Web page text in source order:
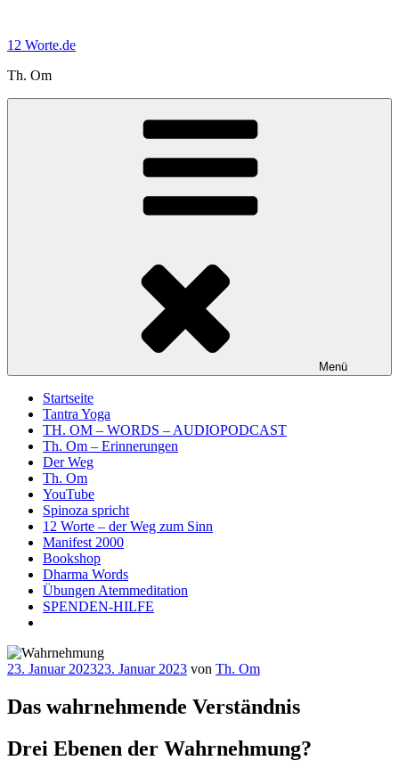
springen
12 Worte.de
Th. Om
Menü
Startseite
Tantra Yoga
TH. OM – WORDS – AUDIOPODCAST
Th. Om – Erinnerungen
Der Weg
Th. Om
YouTube
Spinoza spricht
12 Worte – der Weg zum Sinn
Manifest 2000
Bookshop
Dharma Words
Übungen Atemmeditation
SPENDEN-HILFE
Veröffentlicht
23. Januar 202323. Januar 2023 von Th. Om
Das wahrnehmende Verständnis
Drei Ebenen der Wahrnehmung?